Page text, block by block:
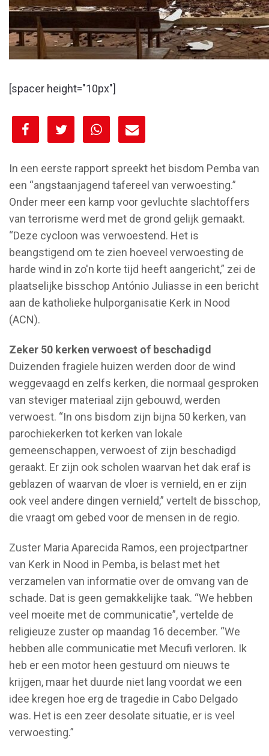
[spacer height="10px"]
[spacer height="10px"]
In een eerste rapport spreekt het bisdom Pemba van
een “angstaanjagend tafereel van verwoesting.”
Onder meer een kamp voor gevluchte slachtoffers
van terrorisme werd met de grond gelijk gemaakt.
“Deze cycloon was verwoestend. Het is
beangstigend om te zien hoeveel verwoesting de
harde wind in zo'n korte tijd heeft aangericht,” zei de
plaatselijke bisschop António Juliasse in een bericht
aan de katholieke hulporganisatie Kerk in Nood
(ACN).
Zeker 50 kerken verwoest of beschadigd
Duizenden fragiele huizen werden door de wind
weggevaagd en zelfs kerken, die normaal gesproken
van steviger materiaal zijn gebouwd, werden
verwoest. “In ons bisdom zijn bijna 50 kerken, van
parochiekerken tot kerken van lokale
gemeenschappen, verwoest of zijn beschadigd
geraakt. Er zijn ook scholen waarvan het dak eraf is
geblazen of waarvan de vloer is vernield, en er zijn
ook veel andere dingen vernield,” vertelt de bisschop,
die vraagt om gebed voor de mensen in de regio.
Zuster Maria Aparecida Ramos, een projectpartner
van Kerk in Nood in Pemba, is belast met het
verzamelen van informatie over de omvang van de
schade. Dat is geen gemakkelijke taak. “We hebben
veel moeite met de communicatie”, vertelde de
religieuze zuster op maandag 16 december. “We
hebben alle communicatie met Mecufi verloren. Ik
heb er een motor heen gestuurd om nieuws te
krijgen, maar het duurde niet lang voordat we een
idee kregen hoe erg de tragedie in Cabo Delgado
was. Het is een zeer desolate situatie, er is veel
verwoesting.”